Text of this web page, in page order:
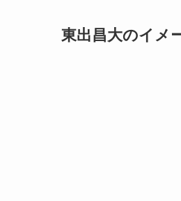
東出昌大のイメ